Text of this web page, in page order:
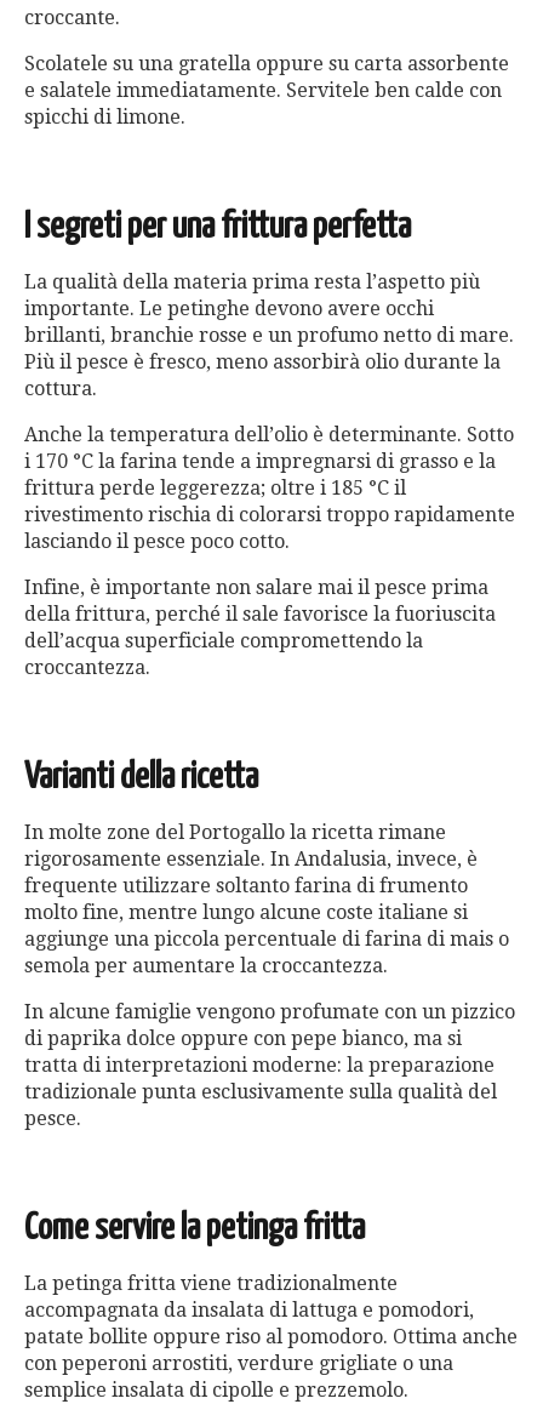
croccante.
Scolatele su una gratella oppure su carta assorbente
e salatele immediatamente. Servitele ben calde con
spicchi di limone.
I segreti per una frittura perfetta
La qualità della materia prima resta l’aspetto più
importante. Le petinghe devono avere occhi
brillanti, branchie rosse e un profumo netto di mare.
Più il pesce è fresco, meno assorbirà olio durante la
cottura.
Anche la temperatura dell’olio è determinante. Sotto
i 170 °C la farina tende a impregnarsi di grasso e la
frittura perde leggerezza; oltre i 185 °C il
rivestimento rischia di colorarsi troppo rapidamente
lasciando il pesce poco cotto.
Infine, è importante non salare mai il pesce prima
della frittura, perché il sale favorisce la fuoriuscita
dell’acqua superficiale compromettendo la
croccantezza.
Varianti della ricetta
In molte zone del Portogallo la ricetta rimane
rigorosamente essenziale. In Andalusia, invece, è
frequente utilizzare soltanto farina di frumento
molto fine, mentre lungo alcune coste italiane si
aggiunge una piccola percentuale di farina di mais o
semola per aumentare la croccantezza.
In alcune famiglie vengono profumate con un pizzico
di paprika dolce oppure con pepe bianco, ma si
tratta di interpretazioni moderne: la preparazione
tradizionale punta esclusivamente sulla qualità del
pesce.
Come servire la petinga fritta
La petinga fritta viene tradizionalmente
accompagnata da insalata di lattuga e pomodori,
patate bollite oppure riso al pomodoro. Ottima anche
con peperoni arrostiti, verdure grigliate o una
semplice insalata di cipolle e prezzemolo.